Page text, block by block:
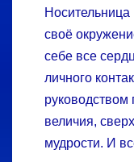
Носительница
своё
себе все
личного
величия,
мудрости. И